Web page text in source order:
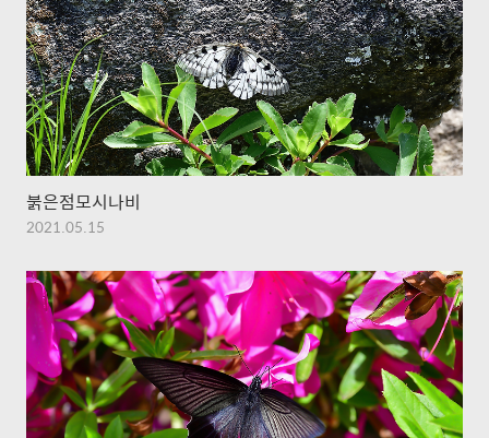
붉은점모시나비
2021.05.15